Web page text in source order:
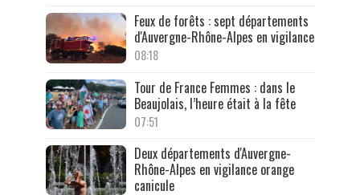
Feux de forêts : sept départements
d'Auvergne-Rhône-Alpes en vigilance
08:18
Tour de France Femmes : dans le
Beaujolais, l’heure était à la fête
07:51
Deux départements d'Auvergne-
Rhône-Alpes en vigilance orange
canicule